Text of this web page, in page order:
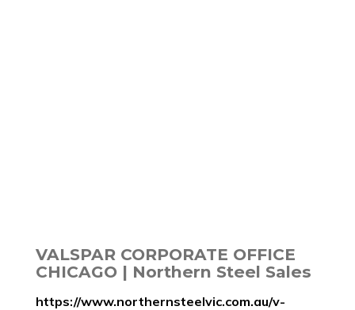
VALSPAR CORPORATE OFFICE
CHICAGO | Northern Steel Sales
https://www.northernsteelvic.com.au/v-